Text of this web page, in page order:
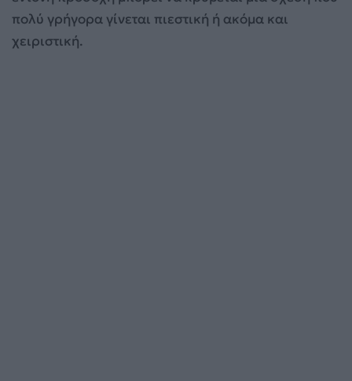
πολύ γρήγορα γίνεται πιεστική ή ακόμα και
χειριστική.